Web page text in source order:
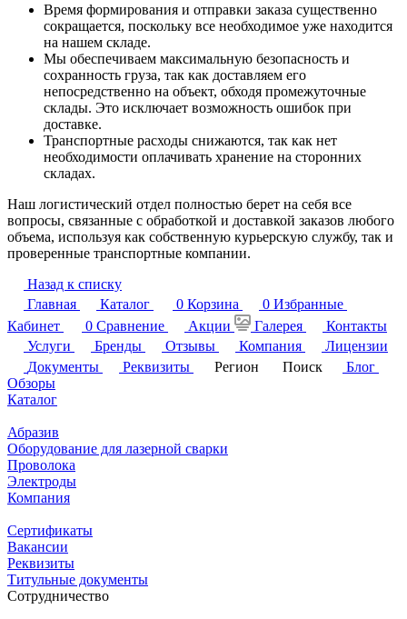
Время формирования и отправки заказа существенно
сокращается, поскольку все необходимое уже находится
на нашем складе.
Мы обеспечиваем максимальную безопасность и
сохранность груза, так как доставляем его
непосредственно на объект, обходя промежуточные
склады. Это исключает возможность ошибок при
доставке.
Транспортные расходы снижаются, так как нет
необходимости оплачивать хранение на сторонних
складах.
Наш логистический отдел полностью берет на себя все
вопросы, связанные с обработкой и доставкой заказов любого
объема, используя как собственную курьерскую службу, так и
проверенные транспортные компании.
Назад к списку
Главная
Каталог 0 Корзина 0 Избранные
Кабинет
0 Сравнение Акции Галерея
Контакты
Услуги
Бренды Отзывы Компания
Лицензии
Документы
Реквизиты Регион Поиск
Блог
Обзоры
Каталог
Абразив
Оборудование для лазерной сварки
Проволока
Электроды
Компания
Сертификаты
Вакансии
Реквизиты
Титульные документы
Сотрудничество